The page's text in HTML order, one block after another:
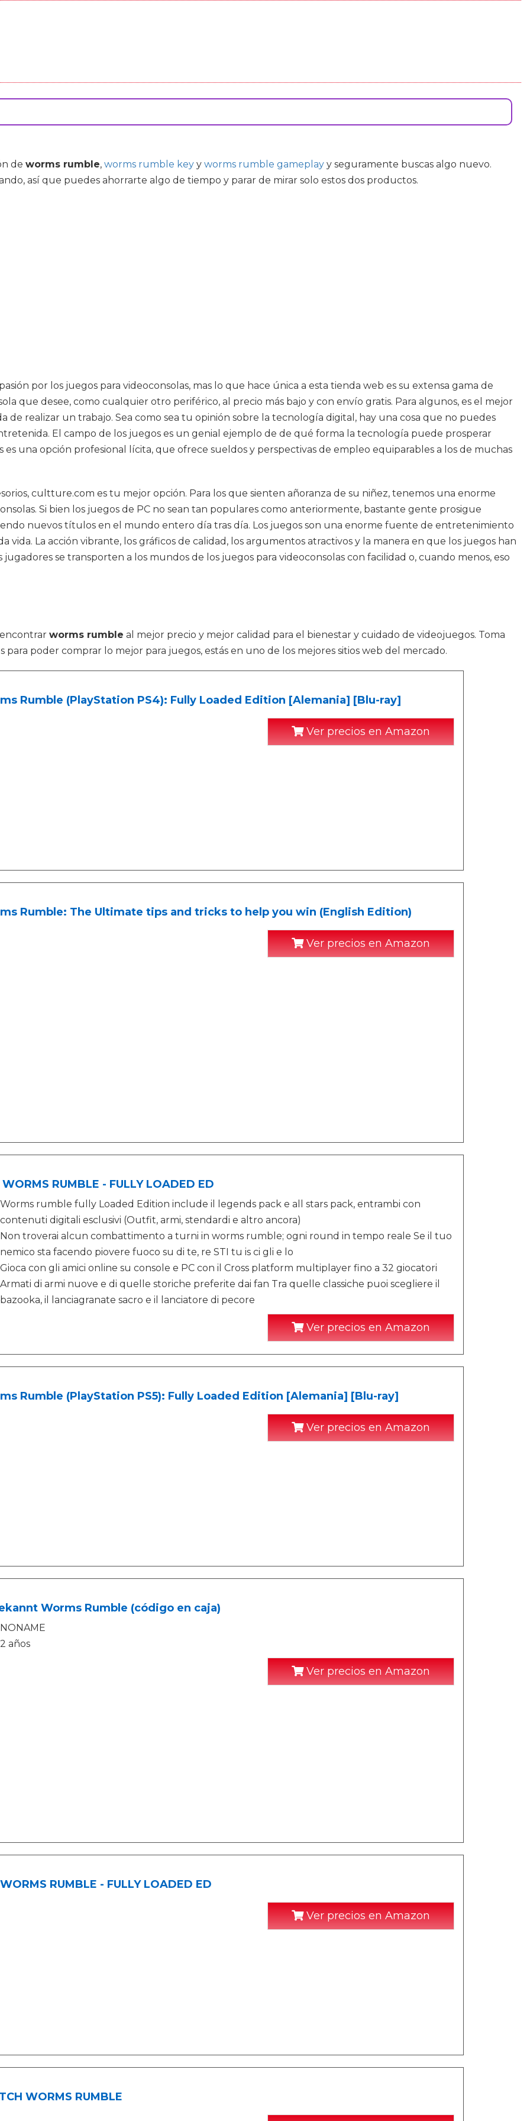
de worms rumble, worms rumble key y worms rumble gameplay y seguramente buscas algo nuevo.
así que puedes ahorrarte algo de tiempo y parar de mirar solo estos dos productos.
por los juegos para videoconsolas, mas lo que hace única a esta tienda web es su extensa gama de
que desee, como cualquier otro periférico, al precio más bajo y con envío gratis. Para algunos, es el mejor
de realizar un trabajo. Sea como sea tu opinión sobre la tecnología digital, hay una cosa que no puedes
El campo de los juegos es un genial ejemplo de de qué forma la tecnología puede prosperar
una opción profesional lícita, que ofrece sueldos y perspectivas de empleo equiparables a los de muchas
cultture.com es tu mejor opción. Para los que sienten añoranza de su niñez, tenemos una enorme
Si bien los juegos de PC no sean tan populares como anteriormente, bastante gente prosigue
nuevos títulos en el mundo entero día tras día. Los juegos son una enorme fuente de entretenimiento
vida. La acción vibrante, los gráficos de calidad, los argumentos atractivos y la manera en que los juegos han
se transporten a los mundos de los juegos para videoconsolas con facilidad o, cuando menos, eso
worms rumble al mejor precio y mejor calidad para el bienestar y cuidado de videojuegos. Toma
poder comprar lo mejor para juegos, estás en uno de los mejores sitios web del mercado.
Rumble (PlayStation PS4): Fully Loaded Edition [Alemania] [Blu-ray]
Ver precios en Amazon
Rumble: The Ultimate tips and tricks to help you win (English Edition)
Ver precios en Amazon
RUMBLE - FULLY LOADED ED
Worms rumble fully Loaded Edition include il legends pack e all stars pack, entrambi con
contenuti digitali esclusivi (Outfit, armi, stendardi e altro ancora)
Non troverai alcun combattimento a turni in worms rumble; ogni round in tempo reale Se il tuo
nemico sta facendo piovere fuoco su di te, re STI tu is ci gli e lo
Gioca con gli amici online su console e PC con il Cross platform multiplayer fino a 32 giocatori
Armati di armi nuove e di quelle storiche preferite dai fan Tra quelle classiche puoi scegliere il
bazooka, il lanciagranate sacro e il lanciatore di pecore
Ver precios en Amazon
Rumble (PlayStation PS5): Fully Loaded Edition [Alemania] [Blu-ray]
Ver precios en Amazon
Worms Rumble (código en caja)
NONAME
2 años
Ver precios en Amazon
RUMBLE - FULLY LOADED ED
Ver precios en Amazon
WORMS RUMBLE